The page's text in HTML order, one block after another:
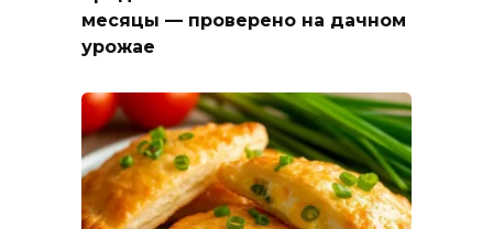
месяцы — проверено на дачном
урожае